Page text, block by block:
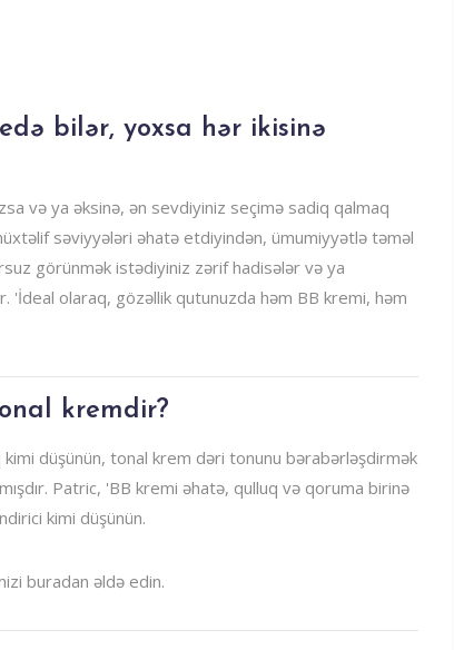
bilər, yoxsa hər ikisinə
və ya əksinə, ən sevdiyiniz seçimə sadiq qalmaq
səviyyələri əhatə etdiyindən, ümumiyyətlə təməl
görünmək istədiyiniz zərif hadisələr və ya
'İdeal olaraq, gözəllik qutunuzda həm BB kremi, həm
kremdir?
kimi düşünün, tonal krem ​​dəri tonunu bərabərləşdirmək
Patric, 'BB kremi əhatə, qulluq və qoruma birinə
kimi düşünün.
buradan əldə edin.